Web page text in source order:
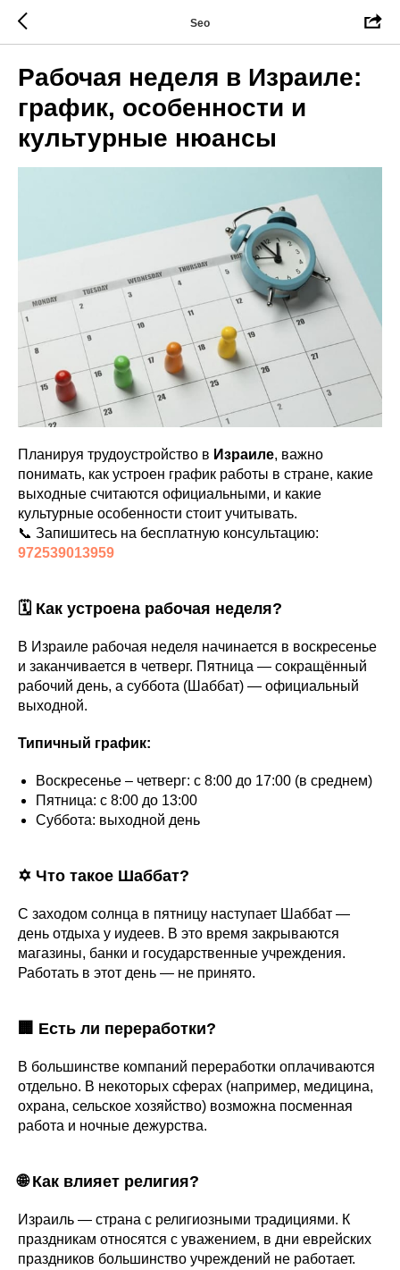
Seo
Рабочая неделя в Израиле:
график, особенности и
культурные нюансы
Планируя трудоустройство в Израиле, важно
понимать, как устроен график работы в стране, какие
выходные считаются официальными, и какие
культурные особенности стоит учитывать.
📞 Запишитесь на бесплатную консультацию:
972539013959
🗓 Как устроена рабочая неделя?
В Израиле рабочая неделя начинается в воскресенье
и заканчивается в четверг. Пятница — сокращённый
рабочий день, а суббота (Шаббат) — официальный
выходной.
Типичный график:
Воскресенье – четверг: с 8:00 до 17:00 (в среднем)
Пятница: с 8:00 до 13:00
Суббота: выходной день
✡️ Что такое Шаббат?
С заходом солнца в пятницу наступает Шаббат —
день отдыха у иудеев. В это время закрываются
магазины, банки и государственные учреждения.
Работать в этот день — не принято.
🏢 Есть ли переработки?
В большинстве компаний переработки оплачиваются
отдельно. В некоторых сферах (например, медицина,
охрана, сельское хозяйство) возможна посменная
работа и ночные дежурства.
🌐 Как влияет религия?
Израиль — страна с религиозными традициями. К
праздникам относятся с уважением, в дни еврейских
праздников большинство учреждений не работает.